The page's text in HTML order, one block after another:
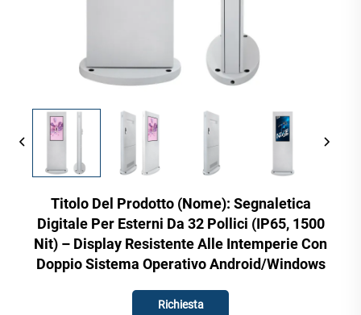
Titolo Del Prodotto (nome): Segnaletica
Digitale Per Esterni Da 32 Pollici (IP65, 1500
Nit) – Display Resistente Alle Intemperie Con
Doppio Sistema Operativo Android/Windows
Richiesta